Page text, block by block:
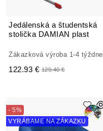
Jedálenská a študentská
stolička DAMIAN plast
Zákazková výroba 1-4 týždne
122.93 € 129.40 €
- 5%
VYRÁBAME NA ZÁKAZKU